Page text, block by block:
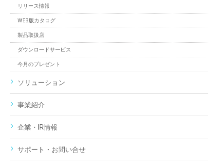
リリース情報
WEB版カタログ
製品取扱店
ダウンロードサービス
今月のプレゼント
ソリューション
事業紹介
企業・IR情報
サポート・お問い合せ